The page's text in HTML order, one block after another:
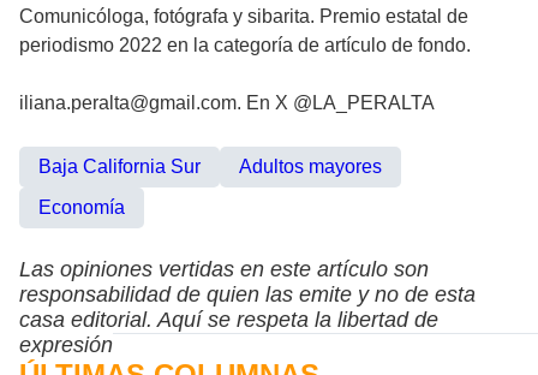
Comunicóloga, fotógrafa y sibarita. Premio estatal de
periodismo 2022 en la categoría de artículo de fondo.
iliana.peralta@gmail.com. En X @LA_PERALTA
Baja California Sur
Adultos mayores
Economía
Las opiniones vertidas en este artículo son
responsabilidad de quien las emite y no de esta
casa editorial. Aquí se respeta la libertad de
expresión